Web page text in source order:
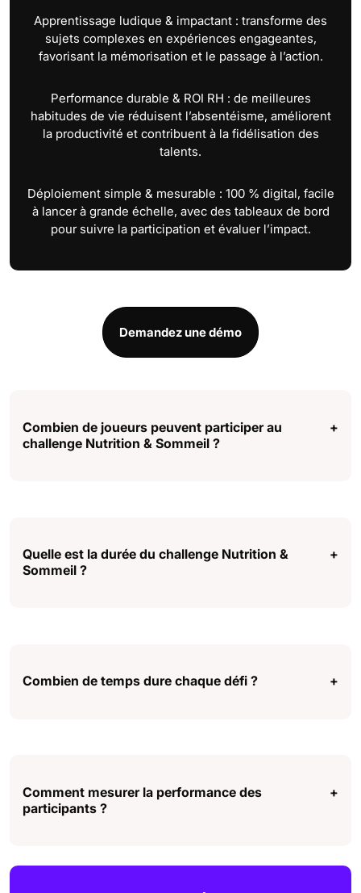
Apprentissage ludique & impactant : transforme des
sujets complexes en expériences engageantes,
favorisant la mémorisation et le passage à l’action.
Performance durable & ROI RH : de meilleures
habitudes de vie réduisent l’absentéisme, améliorent
la productivité et contribuent à la fidélisation des
talents.
Déploiement simple & mesurable : 100 % digital, facile
à lancer à grande échelle, avec des tableaux de bord
pour suivre la participation et évaluer l’impact.
Demandez une démo
Combien de joueurs peuvent participer au
challenge Nutrition & Sommeil ?
+
Quelle est la durée du challenge Nutrition &
Sommeil ?
+
Combien de temps dure chaque défi ? +
Comment mesurer la performance des
participants ?
+